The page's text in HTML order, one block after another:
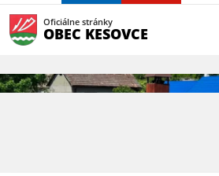
Oficiálne stránky
OBEC KESOVCE